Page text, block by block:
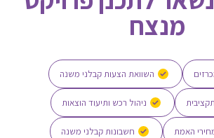
מנצח
השוואת הצעות קבלני משנה
ניהול רכש ותיעוד הוצאות
האמת חשבונות קבלני משנה